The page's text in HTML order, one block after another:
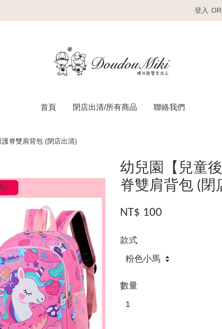
登入 OR
首頁 閉店出清/所有商品 聯絡我們
脊雙肩背包 (閉店出清)
幼兒園【兒童
脊雙肩背包 (閉
NT$ 100
款式
數量